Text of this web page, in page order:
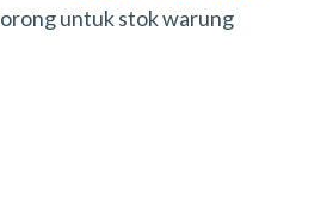
untuk stok warung